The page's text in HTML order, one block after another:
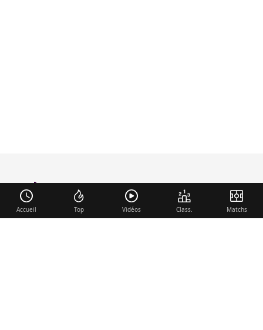
foot-anglais.com
Accueil Top Vidéos Class. Matchs